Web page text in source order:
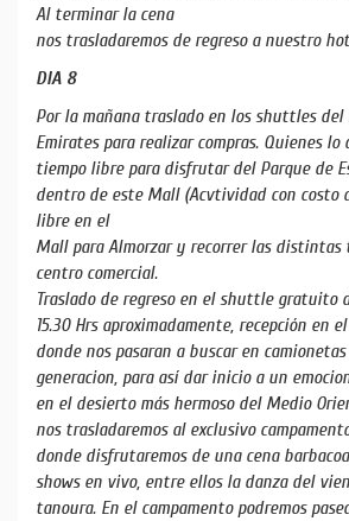
Al terminar la cena
nos trasladaremos de regreso a nuestro
DIA 8
Por la mañana traslado en los shuttles
Emirates para realizar compras. Quienes
tiempo libre para disfrutar del Parque de
dentro de este Mall (Acvtividad con costo
libre en el
Mall para Almorzar y recorrer las distintas
centro comercial.
Traslado de regreso en el shuttle gratuito
15.30 Hrs aproximadamente, recepción en
donde nos pasaran a buscar en
generacion, para así dar inicio a un
en el desierto más hermoso del Medio
nos trasladaremos al exclusivo
donde disfrutaremos de una cena
shows en vivo, entre ellos la danza del
tanoura. En el campamento podremos